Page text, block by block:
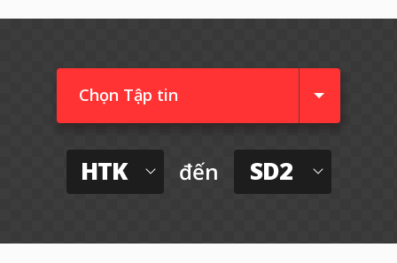
Chọn Tập tin
HTK đến SD2